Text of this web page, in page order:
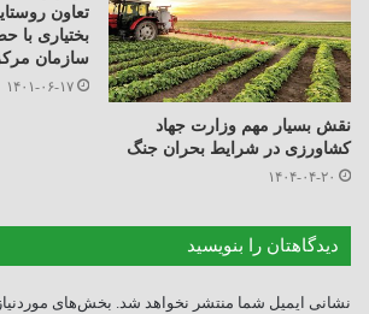
نقش بسیار مهم وزارت جهاد
کشاورزی در شرایط بحران جنگ
۱۴۰۴-۰۴-۲۰
تعاون
بختیاری با
سازمان
۱۴۰۱-۰۶-۱۷
دیدگاهتان را بنویسید
نشانی ایمیل شما منتشر نخواهد شد. بخش‌های